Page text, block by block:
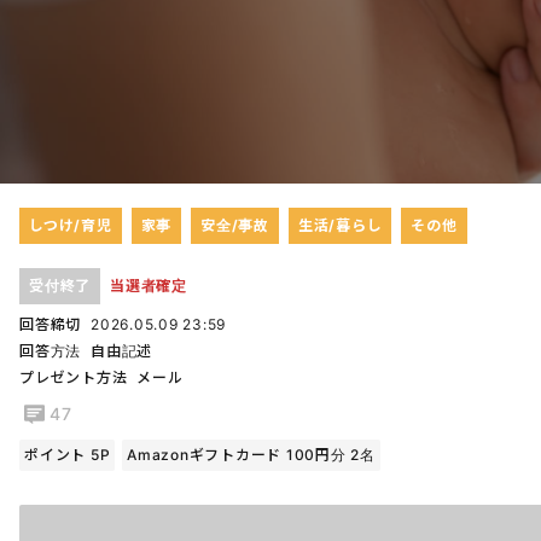
しつけ/育児 家事 安全/事故 生活/暮らし その他
受付終了 当選者確定
回答締切
2026.05.09 23:59
回答方法
自由記述
プレゼント方法
メール
47
ポイント 5P Amazonギフトカード 100円分 2名